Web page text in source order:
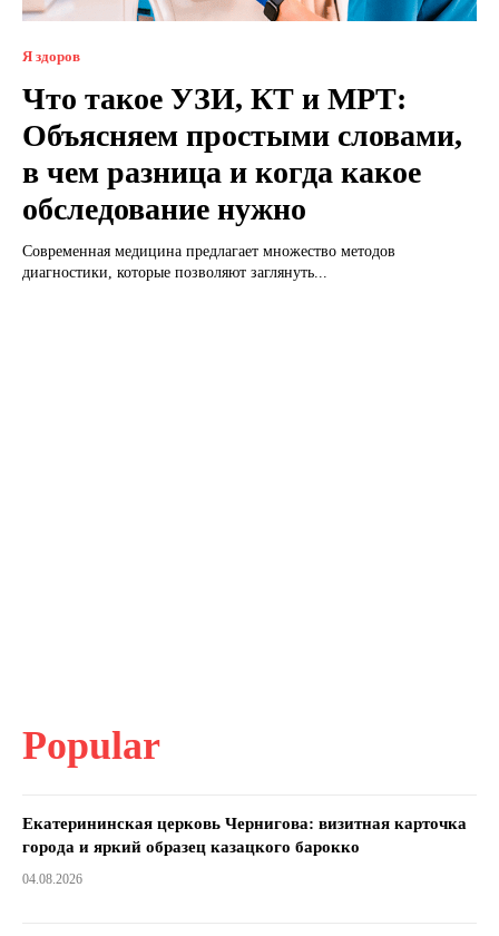
Я здоров
Что такое УЗИ, КТ и МРТ:
Объясняем простыми словами,
в чем разница и когда какое
обследование нужно
Современная медицина предлагает множество методов
диагностики, которые позволяют заглянуть...
Popular
Екатерининская церковь Чернигова: визитная карточка
города и яркий образец казацкого барокко
04.08.2026